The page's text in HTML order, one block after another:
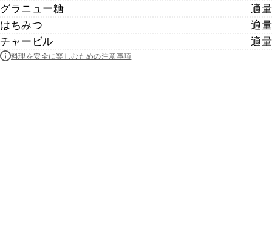
グラニュー糖
適量
はちみつ
適量
チャービル
適量
料理を安全に楽しむための注意事項